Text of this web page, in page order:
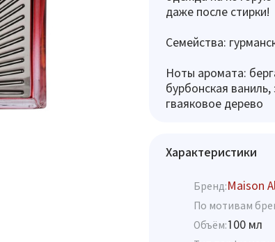
даже после стирки!
Семейства:
Ноты аромата:
бурбонская
гваяковое дерево
Характеристики
Бренд:Maison
По мотивам
Объём:100 мл